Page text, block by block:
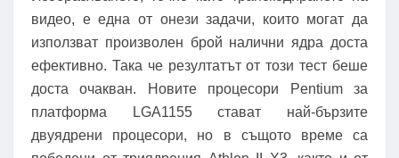
видео, е една от онези задачи, които могат да
използват произволен брой налични ядра доста
ефективно. Така че резултатът от този тест беше
доста очакван. Новите процесори Pentium за
платформа LGA1155 стават най-бързите
двуядрени процесори, но в същото време са